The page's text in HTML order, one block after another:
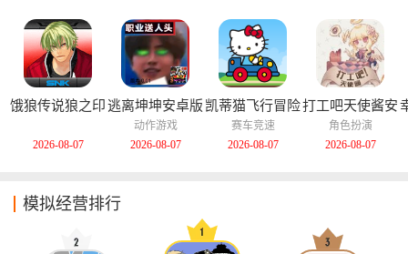
饿狼传说狼之印
2026-08-07
逃离坤坤安卓版
动作游戏
2026-08-07
凯蒂猫飞行冒险
中文版
赛车竞速
2026-08-07
打工吧天使酱安
卓版
角色扮演
2026-08-07
模拟经营排行